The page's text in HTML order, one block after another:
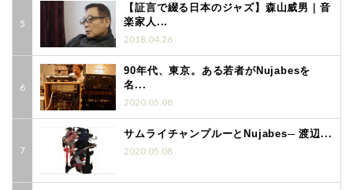
【証言で綴る日本のジャズ】森山威男｜音
楽家人...
2018.04.26
90年代、東京。ある若者がNujabesを
名...
2020.05.08
サムライチャンプルーとNujabes─ 渡辺...
2020.05.08